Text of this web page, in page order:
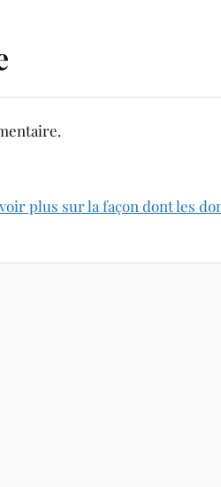
plus sur la façon dont les